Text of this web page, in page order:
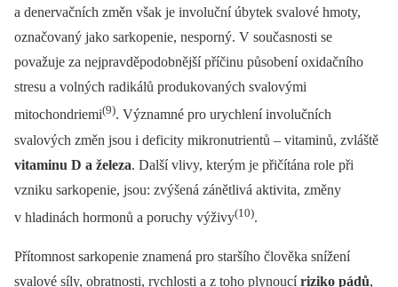
a denervačních změn však je involuční úbytek svalové hmoty,
označovaný jako sarkopenie, nesporný. V současnosti se
považuje za nejpravděpodobnější příčinu působení oxidačního
stresu a volných radikálů produkovaných svalovými
mitochondriemi(9). Významné pro urychlení involučních
svalových změn jsou i deficity mikronutrientů –⁠ vitaminů, zvláště
vitaminu D a železa. Další vlivy, kterým je přičítána role při
vzniku sarkopenie, jsou: zvýšená zánětlivá aktivita, změny
v hladinách hormonů a poruchy výživy(10).
Přítomnost sarkopenie znamená pro staršího člověka snížení
svalové síly, obratnosti, rychlosti a z toho plynoucíriziko pádů,